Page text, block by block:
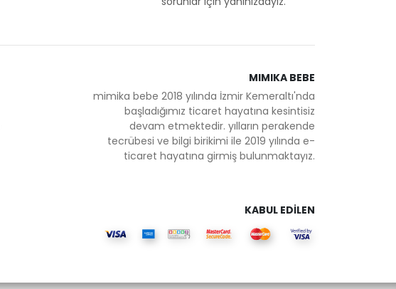
MIMIKA BEBE
mimika bebe 2018 yılında İzmir Kemeraltı'nda
başladığımız ticaret hayatına kesintisiz
devam etmektedir. yılların perakende
tecrübesi ve bilgi birikimi ile 2019 yılında e-
ticaret hayatına girmiş bulunmaktayız.
KABUL EDİLEN